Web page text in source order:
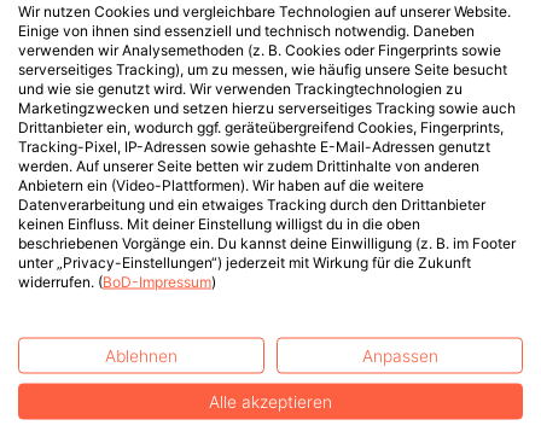
Wir nutzen Cookies und vergleichbare Technologien auf unserer Website.
Einige von ihnen sind essenziell und technisch notwendig. Daneben
verwenden wir Analysemethoden (z. B. Cookies oder Fingerprints sowie
serverseitiges Tracking), um zu messen, wie häufig unsere Seite besucht
und wie sie genutzt wird. Wir verwenden Trackingtechnologien zu
Marketingzwecken und setzen hierzu serverseitiges Tracking sowie auch
Drittanbieter ein, wodurch ggf. geräteübergreifend Cookies, Fingerprints,
Tracking-Pixel, IP-Adressen sowie gehashte E-Mail-Adressen genutzt
werden. Auf unserer Seite betten wir zudem Drittinhalte von anderen
Anbietern ein (Video-Plattformen). Wir haben auf die weitere
Datenverarbeitung und ein etwaiges Tracking durch den Drittanbieter
keinen Einfluss. Mit deiner Einstellung willigst du in die oben
beschriebenen Vorgänge ein. Du kannst deine Einwilligung (z. B. im Footer
unter „Privacy-Einstellungen“) jederzeit mit Wirkung für die Zukunft
widerrufen. (BoD-Impressum)
Ablehnen Anpassen
Alle akzeptieren